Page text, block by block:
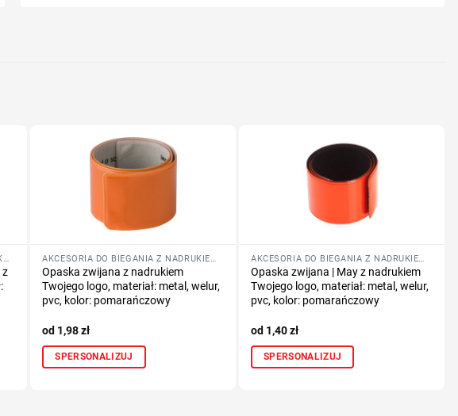
z
Opaska zwijana z nadrukiem
Twojego logo, materiał: metal, welur,
pvc, kolor: pomarańczowy
1,98zł
SPERSONALIZUJ
Opaska zwijana | May z nadrukiem
Twojego logo, materiał: metal, welur,
pvc, kolor: pomarańczowy
1,40zł
SPERSONALIZUJ